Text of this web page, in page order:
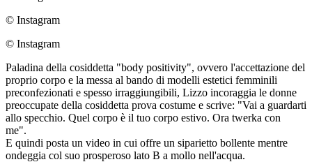
© Instagram
© Instagram
Paladina della cosiddetta "body positivity", ovvero l'accettazione del
proprio corpo e la messa al bando di modelli estetici femminili
preconfezionati e spesso irraggiungibili, Lizzo incoraggia le donne
preoccupate della cosiddetta prova costume e scrive: "Vai a guardarti
allo specchio. Quel corpo è il tuo corpo estivo. Ora twerka con
me".
E quindi posta un video in cui offre un siparietto bollente mentre
ondeggia col suo prosperoso lato B a mollo nell'acqua.